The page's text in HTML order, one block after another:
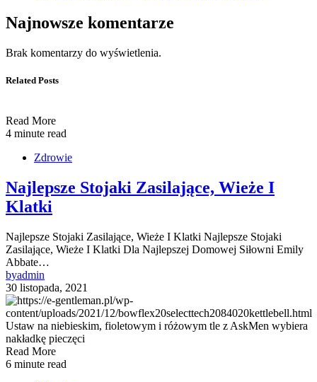
Najnowsze komentarze
Brak komentarzy do wyświetlenia.
Related Posts
Read More
4 minute read
Zdrowie
Najlepsze Stojaki Zasilające, Wieże I
Klatki
Najlepsze Stojaki Zasilające, Wieże I Klatki Najlepsze Stojaki
Zasilające, Wieże I Klatki Dla Najlepszej Domowej Siłowni Emily
Abbate…
byadmin
30 listopada, 2021
Read More
6 minute read